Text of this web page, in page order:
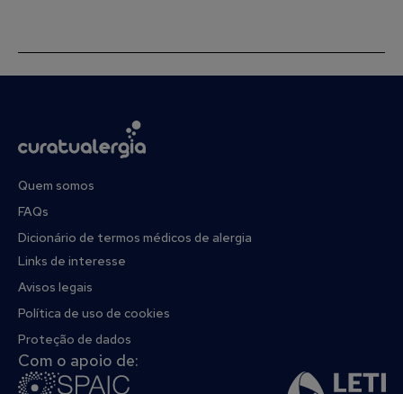
Quem somos
FAQs
Dicionário de termos médicos de alergia
Links de interesse
Avisos legais
Política de uso de cookies
Proteção de dados
Com o apoio de: